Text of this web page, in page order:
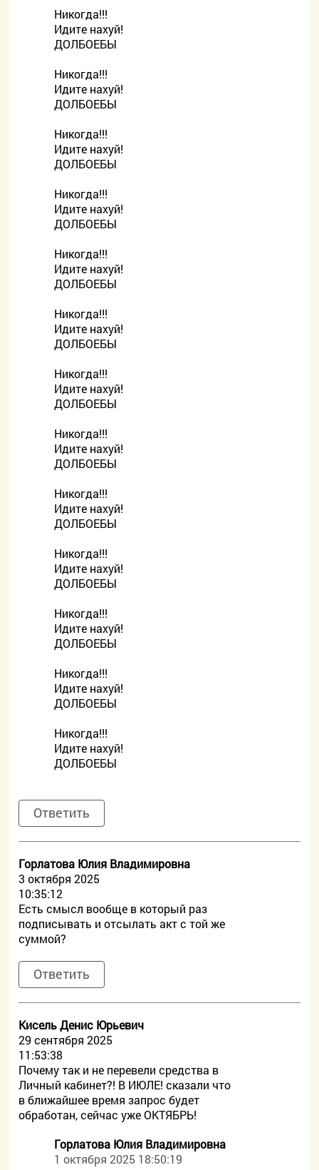
Никогда!!!
Идите нахуй!
ДОЛБОЕБЫ
Никогда!!!
Идите нахуй!
ДОЛБОЕБЫ
Никогда!!!
Идите нахуй!
ДОЛБОЕБЫ
Никогда!!!
Идите нахуй!
ДОЛБОЕБЫ
Никогда!!!
Идите нахуй!
ДОЛБОЕБЫ
Никогда!!!
Идите нахуй!
ДОЛБОЕБЫ
Никогда!!!
Идите нахуй!
ДОЛБОЕБЫ
Никогда!!!
Идите нахуй!
ДОЛБОЕБЫ
Никогда!!!
Идите нахуй!
ДОЛБОЕБЫ
Никогда!!!
Идите нахуй!
ДОЛБОЕБЫ
Никогда!!!
Идите нахуй!
ДОЛБОЕБЫ
Никогда!!!
Идите нахуй!
ДОЛБОЕБЫ
Никогда!!!
Идите нахуй!
ДОЛБОЕБЫ
Ответить
Горлатова Юлия Владимировна
3 октября 2025
10:35:12
Есть смысл вообще в который раз
подписывать и отсылать акт с той же
суммой?
Ответить
Кисель Денис Юрьевич
29 сентября 2025
11:53:38
Почему так и не перевели средства в
Личный кабинет?! В ИЮЛЕ! сказали что
в ближайшее время запрос будет
обработан, сейчас уже ОКТЯБРЬ!
Горлатова Юлия Владимировна
1 октября 2025 18:50:19